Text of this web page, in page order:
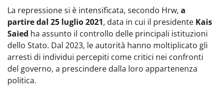
La repressione si è intensificata, secondo Hrw, a
partire dal 25 luglio 2021, data in cui il presidente Kais
Saied ha assunto il controllo delle principali istituzioni
dello Stato. Dal 2023, le autorità hanno moltiplicato gli
arresti di individui percepiti come critici nei confronti
del governo, a prescindere dalla loro appartenenza
politica.